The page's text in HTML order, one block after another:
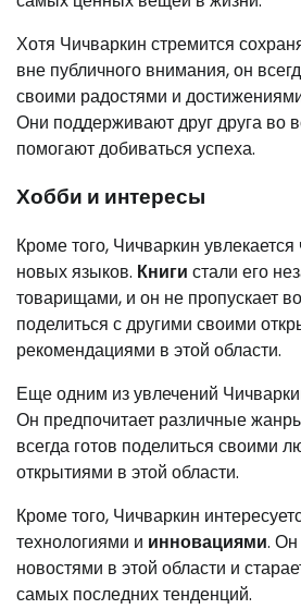
Хотя Чичваркин стремится
вне публичного внимания, он
своими радостями и
Они поддерживают друг друга во
помогают добиваться успеха.
Хобби и интересы
Кроме того, Чичваркин
новых языков. Книги стали его
товарищами, и он не пропускает
поделиться с другими своими
рекомендациями в этой области.
Еще одним из увлечений
Он предпочитает различные
всегда готов поделиться своими
открытиями в этой области.
Кроме того, Чичваркин
технологиями и инновациями. Он
новостями в этой области и
самых последних тенденций.